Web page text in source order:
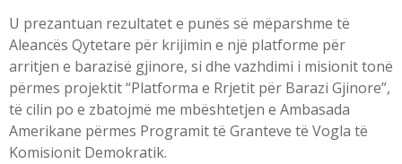
U prezantuan rezultatet e punës së mëparshme të
Aleancës Qytetare për krijimin e një platforme për
arritjen e barazisë gjinore, si dhe vazhdimi i misionit tonë
përmes projektit “Platforma e Rrjetit për Barazi Gjinore”,
të cilin po e zbatojmë me mbështetjen e Ambasada
Amerikane përmes Programit të Granteve të Vogla të
Komisionit Demokratik.